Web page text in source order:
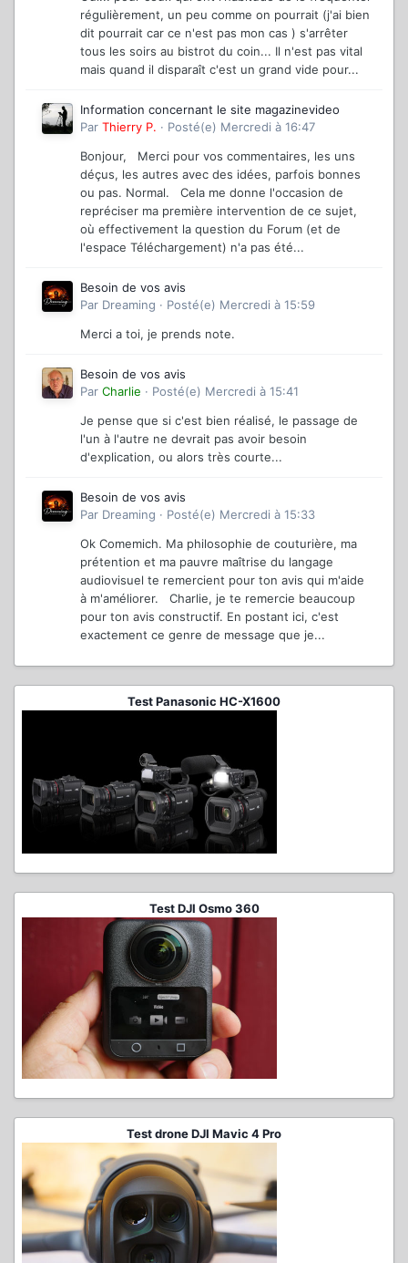
régulièrement, un peu comme on pourrait (j'ai bien
dit pourrait car ce n'est pas mon cas ) s'arrêter
tous les soirs au bistrot du coin... Il n'est pas vital
mais quand il disparaît c'est un grand vide pour...
Information concernant le site magazinevideo
Par Thierry P. · Posté(e) Mercredi à 16:47
Bonjour, Merci pour vos commentaires, les uns
déçus, les autres avec des idées, parfois bonnes
ou pas. Normal. Cela me donne l'occasion de
repréciser ma première intervention de ce sujet,
où effectivement la question du Forum (et de
l'espace Téléchargement) n'a pas été...
Besoin de vos avis
Par Dreaming · Posté(e) Mercredi à 15:59
Merci a toi, je prends note.
Besoin de vos avis
Par Charlie · Posté(e) Mercredi à 15:41
Je pense que si c'est bien réalisé, le passage de
l'un à l'autre ne devrait pas avoir besoin
d'explication, ou alors très courte...
Besoin de vos avis
Par Dreaming · Posté(e) Mercredi à 15:33
Ok Comemich. Ma philosophie de couturière, ma
prétention et ma pauvre maîtrise du langage
audiovisuel te remercient pour ton avis qui m'aide
à m'améliorer. Charlie, je te remercie beaucoup
pour ton avis constructif. En postant ici, c'est
exactement ce genre de message que je...
Test Panasonic HC-X1600
Test DJI Osmo 360
Test drone DJI Mavic 4 Pro